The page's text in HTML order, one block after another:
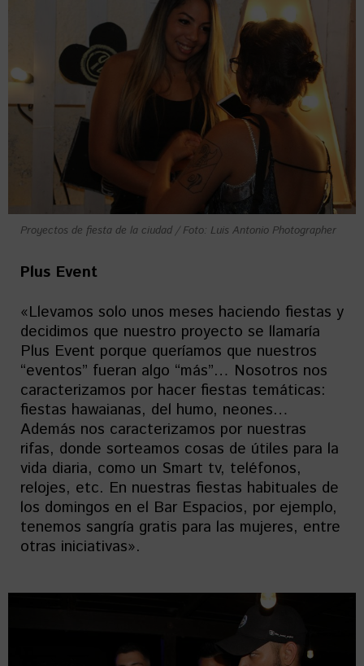
Proyectos de fiesta de la ciudad / Foto: Luis Antonio Photographer
Plus Event
«Llevamos solo unos meses haciendo fiestas y
decidimos que nuestro proyecto se llamaría
Plus Event porque queríamos que nuestros
“eventos” fueran algo “más”… Nosotros nos
caracterizamos por hacer fiestas temáticas:
fiestas hawaianas, del humo, neones…
Además nos caracterizamos por nuestras
rifas, donde sorteamos cosas de útiles para la
vida diaria, como un Smart tv, teléfonos,
relojes, etc. En nuestras fiestas habituales de
los domingos en el Bar Espacios, por ejemplo,
tenemos sangría gratis para las mujeres, entre
otras iniciativas».